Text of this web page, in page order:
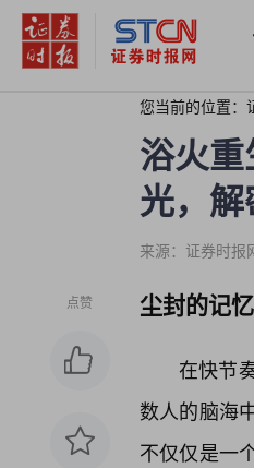
您当前的位置：
浴火
光，
来源：证券时报
点赞 尘封的记
在快节
数人的脑海
不仅仅是一